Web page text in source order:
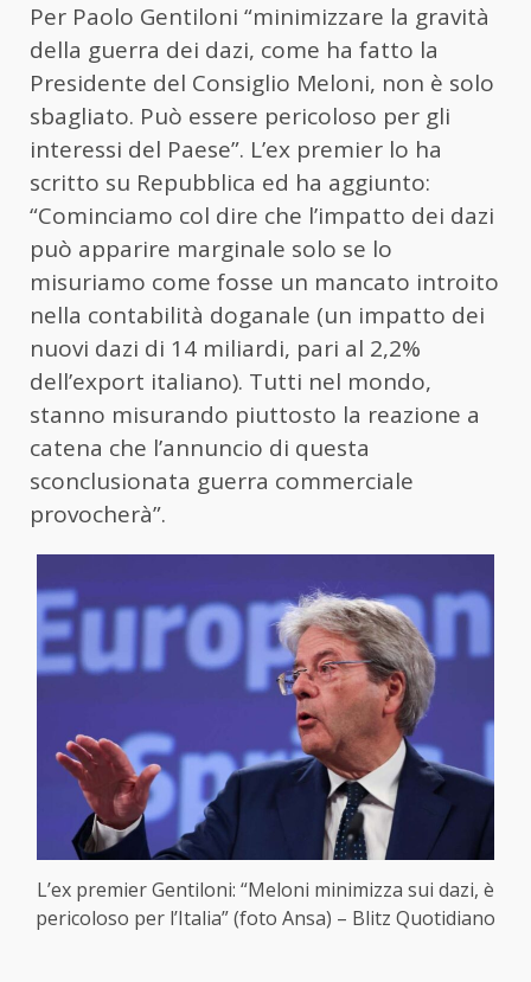
Per Paolo Gentiloni “minimizzare la gravità
della guerra dei dazi, come ha fatto la
Presidente del Consiglio Meloni, non è solo
sbagliato. Può essere pericoloso per gli
interessi del Paese”. L’ex premier lo ha
scritto su Repubblica ed ha aggiunto:
“Cominciamo col dire che l’impatto dei dazi
può apparire marginale solo se lo
misuriamo come fosse un mancato introito
nella contabilità doganale (un impatto dei
nuovi dazi di 14 miliardi, pari al 2,2%
dell’export italiano). Tutti nel mondo,
stanno misurando piuttosto la reazione a
catena che l’annuncio di questa
sconclusionata guerra commerciale
provocherà”.
L’ex premier Gentiloni: “Meloni minimizza sui dazi, è
pericoloso per l’Italia” (foto Ansa) – Blitz Quotidiano